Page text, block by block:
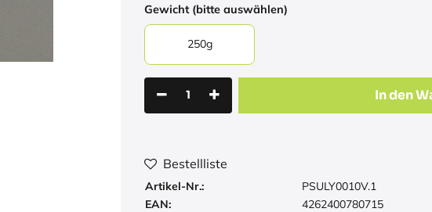
Gewicht (bitte auswählen)
250g
In den
Bestellliste
Artikel-Nr.:
PSULY0010V.1
EAN:
4262400780715